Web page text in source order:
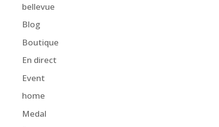
bellevue
Blog
Boutique
En direct
Event
home
Medal